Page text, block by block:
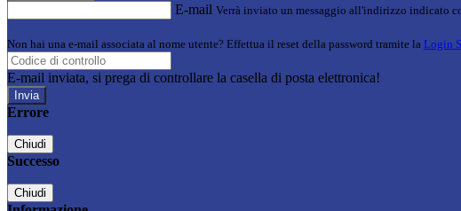
E-mail Verrà inviato un messaggio all'indirizzo indicato
Non hai una e-mail associata al nome utente? Effettua il reset della password tramite la Login
E-mail inviata, si prega di controllare la casella di posta elettronica!
Errore
Chiudi
Successo
Chiudi